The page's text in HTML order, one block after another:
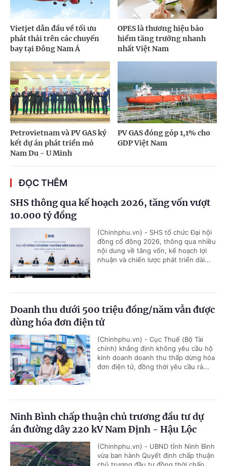
Vietjet dẫn đầu về tối ưu
phát thải trên các chuyến
bay tại Đông Nam Á
OPES là thương hiệu bảo
hiểm tăng trưởng nhanh
nhất Việt Nam
Petrovietnam và PV GAS ký
kết dự án phát triển mỏ
Nam Du - U Minh
PV GAS đóng góp 1,1% cho
GDP Việt Nam
ĐỌC THÊM
SHS thông qua kế hoạch 2026, tăng vốn vượt
10.000 tỷ đồng
(Chinhphu.vn) - SHS tổ chức Đại hội
đồng cổ đông 2026, thông qua nhiều
nội dung về tăng vốn, kế hoạch lợi
nhuận và chiến lược phát triển dài...
Doanh thu dưới 500 triệu đồng/năm vẫn được
dùng hóa đơn điện tử
(Chinhphu.vn) - Cục Thuế (Bộ Tài
chính) khẳng định không yêu cầu hộ
kinh doanh doanh thu thấp dừng hóa
đơn điện tử, đồng thời yêu cầu rà...
Ninh Bình chấp thuận chủ trương đầu tư dự
án đường dây 220 kV Nam Định - Hậu Lộc
(Chinhphu.vn) - UBND tỉnh Ninh Bình
vừa ban hành Quyết định chấp thuận